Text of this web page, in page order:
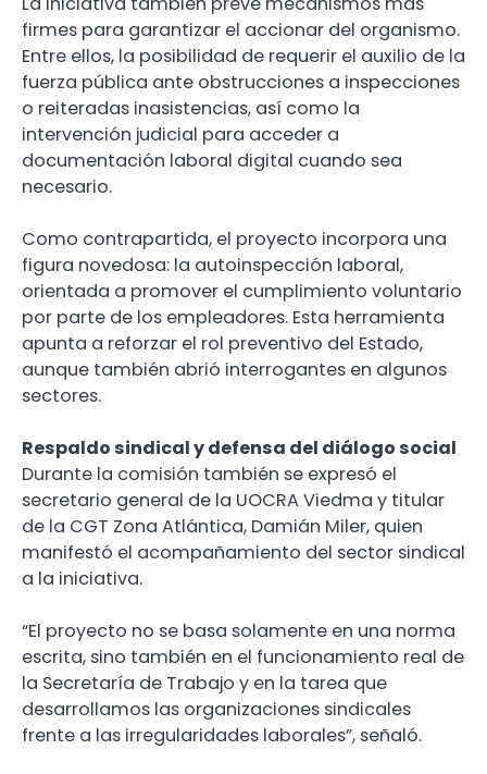
firmes para garantizar el accionar del organismo.
Entre ellos, la posibilidad de requerir el auxilio de la
fuerza pública ante obstrucciones a inspecciones
o reiteradas inasistencias, así como la
intervención judicial para acceder a
documentación laboral digital cuando sea
necesario.
Como contrapartida, el proyecto incorpora una
figura novedosa: la autoinspección laboral,
orientada a promover el cumplimiento voluntario
por parte de los empleadores. Esta herramienta
apunta a reforzar el rol preventivo del Estado,
aunque también abrió interrogantes en algunos
sectores.
Respaldo sindical y defensa del diálogo social
Durante la comisión también se expresó el
secretario general de la UOCRA Viedma y titular
de la CGT Zona Atlántica, Damián Miler, quien
manifestó el acompañamiento del sector sindical
a la iniciativa.
“El proyecto no se basa solamente en una norma
escrita, sino también en el funcionamiento real de
la Secretaría de Trabajo y en la tarea que
desarrollamos las organizaciones sindicales
frente a las irregularidades laborales”, señaló.